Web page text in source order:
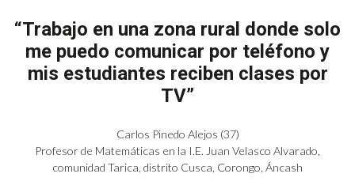
“Trabajo en una zona rural donde solo
me puedo comunicar por teléfono y
mis estudiantes reciben clases por
TV”
Carlos Pinedo Alejos (37)
Profesor de Matemáticas en la I.E. Juan Velasco Alvarado,
comunidad Tarica, distrito Cusca, Corongo, Áncash